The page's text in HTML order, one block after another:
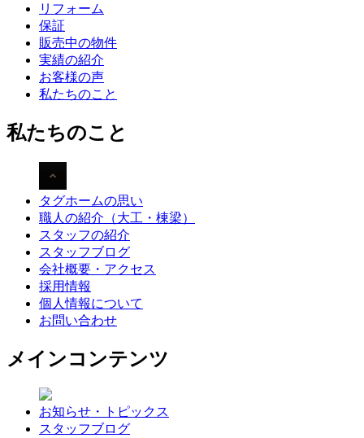
リフォーム
保証
販売中の物件
実績の紹介
お客様の声
私たちのこと
私たちのこと
タグホームの思い
職人の紹介（大工・棟梁）
スタッフの紹介
スタッフブログ
会社概要・アクセス
採用情報
個人情報について
お問い合わせ
メインコンテンツ
お知らせ・トピックス
スタッフブログ